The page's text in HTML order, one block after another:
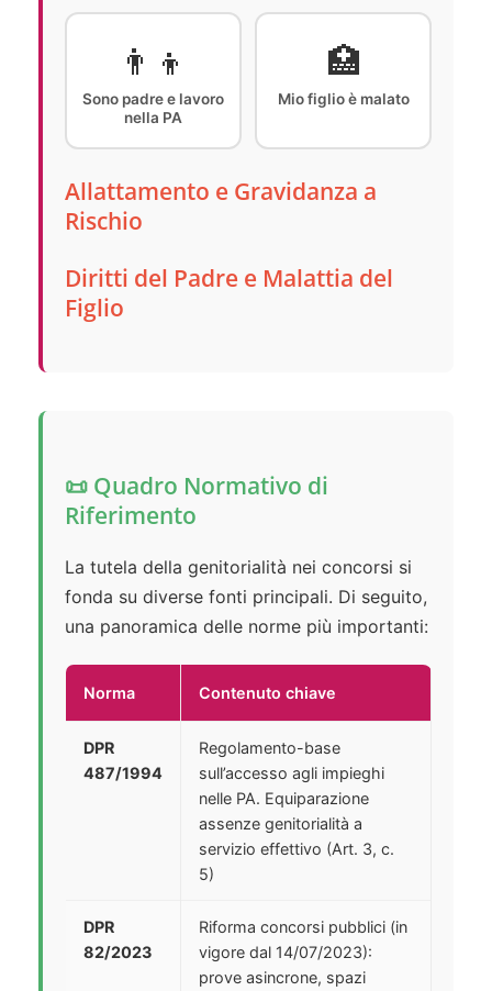
👨‍👦
Sono padre e lavoro
nella PA
🏥
Mio figlio è malato
Allattamento e Gravidanza a
Rischio
Diritti del Padre e Malattia del
Figlio
📜 Quadro Normativo di
Riferimento
La tutela della genitorialità nei concorsi si
fonda su diverse fonti principali. Di seguito,
una panoramica delle norme più importanti:
Norma Contenuto chiave
DPR
487/1994
Regolamento-base
sull’accesso agli impieghi
nelle PA. Equiparazione
assenze genitorialità a
servizio effettivo (Art. 3, c.
5)
DPR
82/2023
Riforma concorsi pubblici (in
vigore dal 14/07/2023):
prove asincrone, spazi